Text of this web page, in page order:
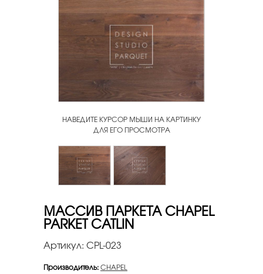
НАВЕДИТЕ КУРСОР МЫШИ НА КАРТИНКУ
ДЛЯ ЕГО ПРОСМОТРА
МАССИВ ПАРКЕТА CHAPEL
PARKET CATLIN
Артикул: CPL-023
Производитель:CHAPEL